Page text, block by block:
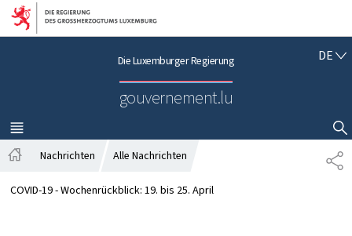
Zur Hauptnavigation
Zum Inhalt
Die Luxemburger Regierung
gouvernement.lu
DED
S
C
H
MENÜ
HAUPT-
SUCHFLED ANZEIGEN / SCHLIESSEN
T
E
t
Nachrichten Alle Nachrichten
COVID-19 - Wochenrückblick: 19. bis 25. April